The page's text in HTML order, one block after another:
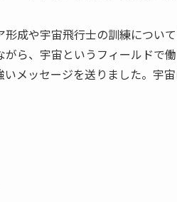
成や宇宙飛行士の訓練につい
がら、宇宙というフィールドで
メッセージを送りました。宇